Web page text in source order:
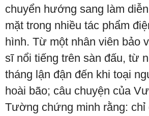
chuyển hướng sang làm
mặt trong nhiều tác phẩm
hình. Từ một nhân viên bảo
sĩ nổi tiếng trên sàn đấu, từ
tháng lận đận đến khi toại
hoài bão; câu chuyện của
Tường chứng minh rằng: chỉ